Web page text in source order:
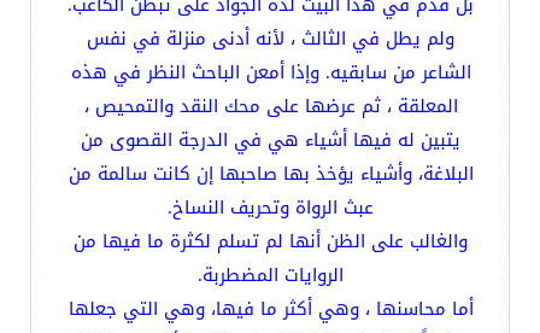
ولم يطل في الثالث ، لأنه أدنى منزلة في نفس
الشاعر من سابقيه. وإذا أمعن الباحث النظر في هذه
المعلقة ، ثم عرضها على محك النقد والتمحيص ،
يتبين له فيها أشياء هي في الدرجة القصوى من
البلاغة، وأشياء يؤخذ بها صاحبها إن كانت سالمة من
عبث الرواة وتحريف النساخ.
والغالب على الظن أنها لم تسلم لكثرة ما فيها من
الروايات المضطربة.
أما محاسنها ، وهي أكثر ما فيها، وهي التي جعلها